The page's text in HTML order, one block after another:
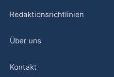
Redaktionsrichtlinien
Über uns
Kontakt